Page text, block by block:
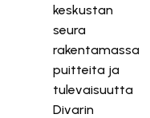
keskustan
seura
rakentamassa
puitteita ja
tulevaisuutta
Divarin